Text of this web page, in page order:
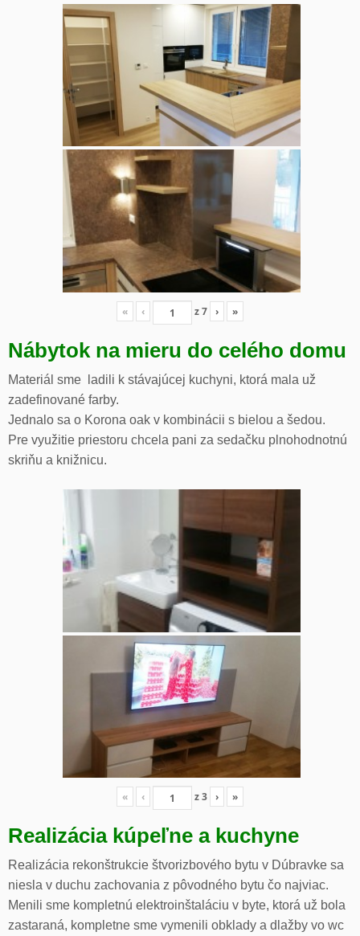
« ‹ z7 › »
Nábytok na mieru do celého domu
Materiál sme ladili k stávajúcej kuchyni, ktorá mala už
zadefinované farby.
Jednalo sa o Korona oak v kombinácii s bielou a šedou.
Pre využitie priestoru chcela pani za sedačku plnohodnotnú
skriňu a knižnicu.
« ‹ z3 › »
Realizácia kúpeľne a kuchyne
Realizácia rekonštrukcie štvorizbového bytu v Dúbravke sa
niesla v duchu zachovania z pôvodného bytu čo najviac.
Menili sme kompletnú elektroinštaláciu v byte, ktorá už bola
zastaraná, kompletne sme vymenili obklady a dlažby vo wc